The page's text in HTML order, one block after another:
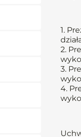
1.
2.
3.
4.